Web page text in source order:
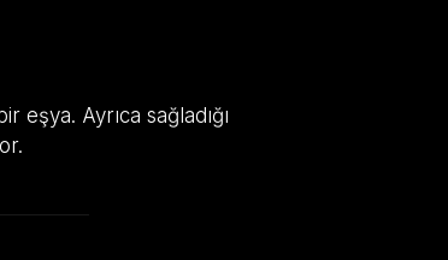
Ayrıca sağladığı